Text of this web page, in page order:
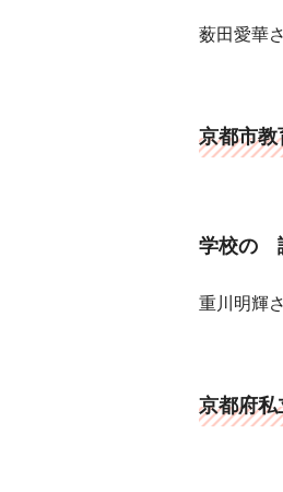
薮田愛華
京都市教
学校の
重川明輝
京都府私